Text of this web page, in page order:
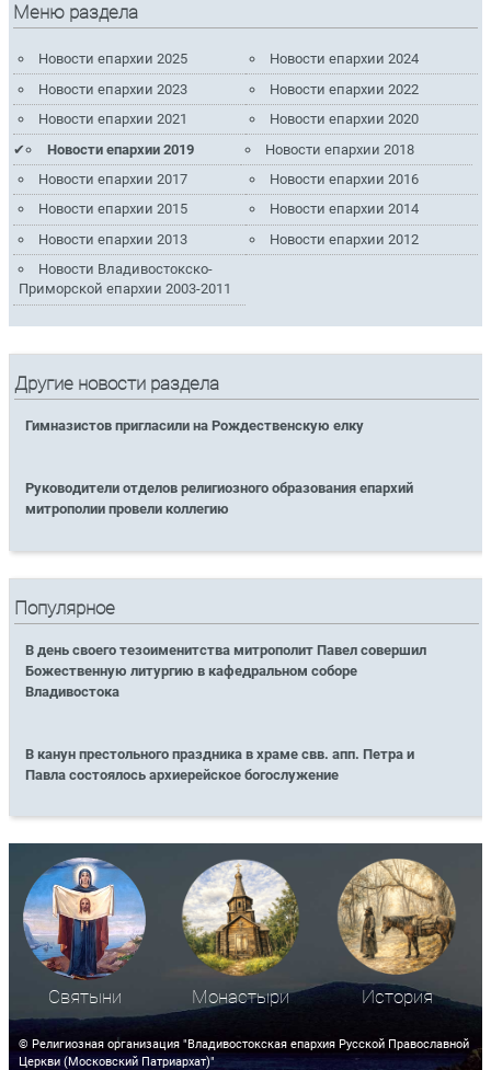
Меню раздела
Новости епархии 2025
Новости епархии 2024
Новости епархии 2023
Новости епархии 2022
Новости епархии 2021
Новости епархии 2020
Новости епархии 2019
Новости епархии 2018
Новости епархии 2017
Новости епархии 2016
Новости епархии 2015
Новости епархии 2014
Новости епархии 2013
Новости епархии 2012
Новости Владивостокско-
Приморской епархии 2003-2011
Другие новости раздела
Гимназистов пригласили на Рождественскую елку
Руководители отделов религиозного образования епархий
митрополии провели коллегию
Популярное
В день своего тезоименитства митрополит Павел совершил
Божественную литургию в кафедральном соборе
Владивостока
В канун престольного праздника в храме свв. апп. Петра и
Павла состоялось архиерейское богослужение
Святыни Монастыри История
© Религиозная организация "Владивостокская епархия Русской Православной
Церкви (Московский Патриархат)"